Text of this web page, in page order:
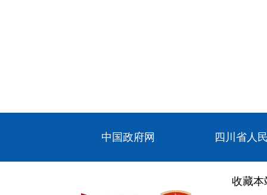
中国政府网 四川省人
收藏本